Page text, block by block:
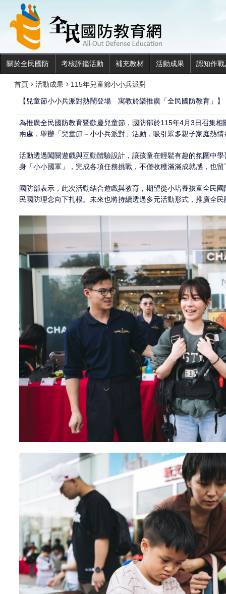
:::
關於全民國防 考核評鑑活動 補充教材 活動成果 認知作
首頁 活動成果 115年兒童節小小兵派對
【兒童節小小兵派對熱鬧登場 寓教於樂推廣「全民國防教育」】
為推廣全民國防教育暨歡慶兒童節，國防部於115年4月3日召集
兩處，舉辦「兒童節－小小兵派對」活動，吸引眾多親子家庭熱
活動透過闖關遊戲與互動體驗設計，讓孩童在輕鬆有趣的氛圍中
身「小小國軍」，完成各項任務挑戰，不僅收穫滿滿成就感，也
國防部表示，此次活動結合遊戲與教育，期望從小培養孩童全民
民國防理念向下扎根。未來也將持續透過多元活動形式，推廣全